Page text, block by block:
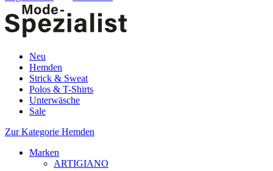
Neu
Hemden
Strick & Sweat
Polos & T-Shirts
Unterwäsche
Sale
Zur Kategorie Hemden
Marken
ARTIGIANO